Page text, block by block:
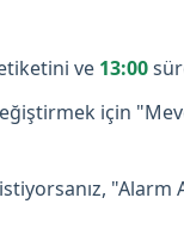
ve 13:00
için